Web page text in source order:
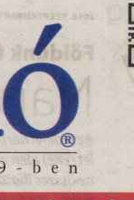
- b e n